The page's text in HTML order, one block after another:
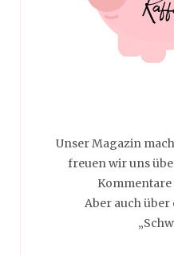
Unser Magazin
freuen wir uns
Aber auch